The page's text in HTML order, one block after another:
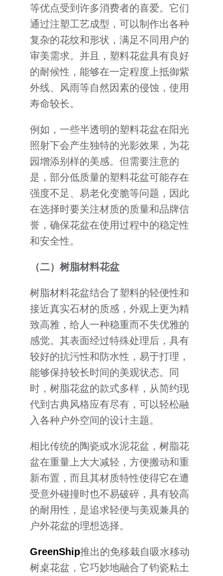
等优点受到许多消费者的喜爱。它们
通过注塑工艺成型，可以制作出各种
复杂的花纹和形状，满足不同用户的
审美需求。并且，塑料花盆具有良好
的耐候性，能够在一定程度上抵御紫
外线、风雨等自然因素的侵蚀，使用
寿命较长。
例如，一些半透明的塑料花盆在阳光
照射下会产生独特的光影效果，为花
园增添别样的美感。但需要注意的
是，部分低质量的塑料花盆可能存在
强度不足、易老化变脆等问题，因此
在选择时要关注材质的质量和品牌信
誉，确保花盆在使用过程中的稳定性
和安全性。
（二）树脂材料花盆
树脂材料花盆结合了塑料的轻便性和
接近真实石材的质感，外观上更为精
致高雅，给人一种稳重而不失优雅的
感觉。其表面经过特殊处理后，具有
较好的抗污性和防水性，易于打理，
能够保持较长时间的美观状态。同
时，树脂花盆的款式多样，从简约现
代到古典风格应有尽有，可以轻松融
入各种户外空间的设计主题。
相比传统的陶瓷或水泥花盆，树脂花
盆在重量上大大减轻，方便搬动和重
新布置，而且其材质特性使得它在遭
受意外碰撞时也不易破碎，具有较高
的耐用性，是追求轻便与美观兼具的
户外花盆的理想选择。
GreenShip推出的免移栽自吸水移动
树桌花盆，它巧妙地融合了钧瓷粘土